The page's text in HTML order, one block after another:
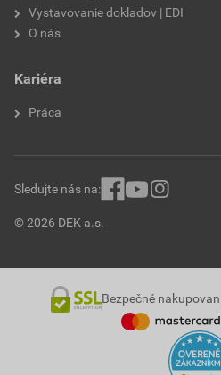
Vystavovanie dokladov | EDI
O nás
Kariéra
Práca
© 2026 DEK a.s.
Sledujte nás na:
Bezpečné